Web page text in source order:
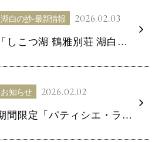
湖白の抄‐最新情報 2026.02.03
「しこつ湖 鶴雅別荘 湖白の抄」ティザーサイトが公開となりました！
お知らせ 2026.02.02
期間限定「パティシエ・ラボ」カフェ営業のお知らせ